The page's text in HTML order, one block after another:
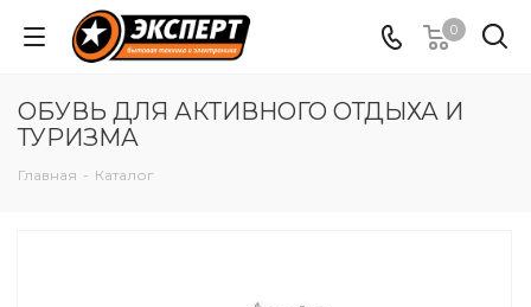
0
ОБУВЬ ДЛЯ АКТИВНОГО ОТДЫХА И
ТУРИЗМА
Главная - Каталог